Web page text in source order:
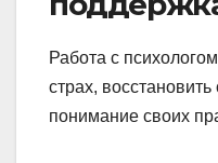
Работа с
страх,
понимание своих